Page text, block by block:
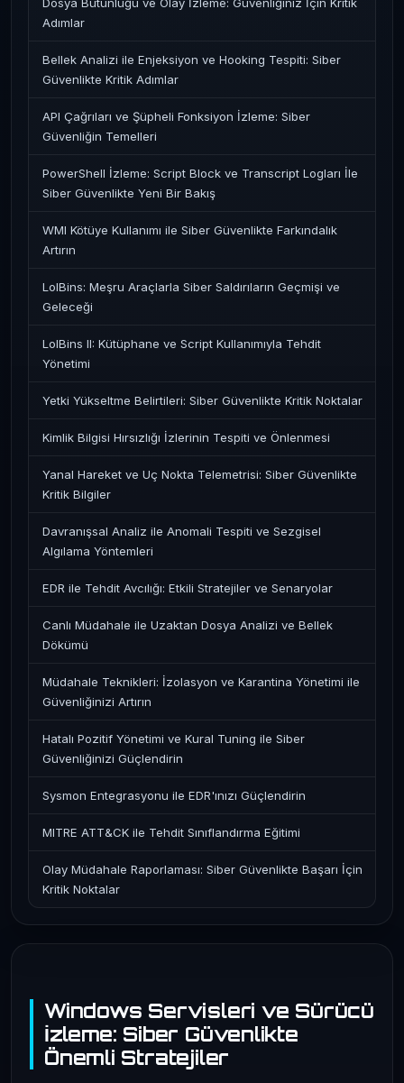
Windows Servisleri ve Sürücü
İzleme: Siber Güvenlikte
Önemli Stratejiler
Adımlar
Bellek Analizi ile Enjeksiyon ve Hooking Tespiti: Siber
Güvenlikte Kritik Adımlar
API Çağrıları ve Şüpheli Fonksiyon İzleme: Siber
Güvenliğin Temelleri
PowerShell İzleme: Script Block ve Transcript Logları İle
Siber Güvenlikte Yeni Bir Bakış
WMI Kötüye Kullanımı ile Siber Güvenlikte Farkındalık
Artırın
LolBins: Meşru Araçlarla Siber Saldırıların Geçmişi ve
Geleceği
LolBins II: Kütüphane ve Script Kullanımıyla Tehdit
Yönetimi
Yetki Yükseltme Belirtileri: Siber Güvenlikte Kritik Noktalar
Kimlik Bilgisi Hırsızlığı İzlerinin Tespiti ve Önlenmesi
Yanal Hareket ve Uç Nokta Telemetrisi: Siber Güvenlikte
Kritik Bilgiler
Davranışsal Analiz ile Anomali Tespiti ve Sezgisel
Algılama Yöntemleri
EDR ile Tehdit Avcılığı: Etkili Stratejiler ve Senaryolar
Canlı Müdahale ile Uzaktan Dosya Analizi ve Bellek
Dökümü
Müdahale Teknikleri: İzolasyon ve Karantina Yönetimi ile
Güvenliğinizi Artırın
Hatalı Pozitif Yönetimi ve Kural Tuning ile Siber
Güvenliğinizi Güçlendirin
Sysmon Entegrasyonu ile EDR'ınızı Güçlendirin
MITRE ATT&CK ile Tehdit Sınıflandırma Eğitimi
Olay Müdahale Raporlaması: Siber Güvenlikte Başarı İçin
Kritik Noktalar